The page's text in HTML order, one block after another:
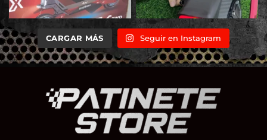
CARGAR MÁS Seguir en Instagram